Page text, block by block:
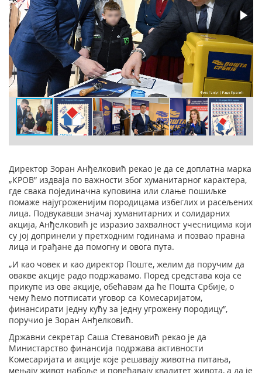
Директор Зоран Анђелковић рекао је да се доплатна марка
„КРОВ” издваја по важности због хуманитарног карактера,
где свака појединачна куповина или слање пошиљке
помаже најугроженијим породицама избеглих и расељених
лица. Подвукавши значај хуманитарних и солидарних
акција, Анђелковић је изразио захвалност учесницима који
су јој допринели у претходним годинама и позвао правна
лица и грађане да помогну и овога пута.
„И као човек и као директор Поште, желим да поручим да
овакве акције радо подржавамо. Поред средстава која се
прикупе из ове акције, обећавам да ће Пошта Србије, о
чему ћемо потписати уговор са Комесаријатом,
финансирати једну кућу за једну угрожену породицу”,
поручио је Зоран Анђелковић.
Државни секретар Саша Стевановић рекао је да
Министарство финансија подржава активности
Комесаријата и акције које решавају животна питања,
мењају живот набоље и повећавају квалитет живота, а да је